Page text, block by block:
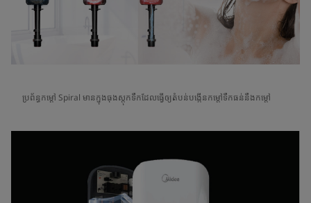
ប្រព័ន្ធកម្តៅ Spiral មានក្នុងធុងស្តុកទឹកដែលធ្វើឲ្យតំបន់បង្កើនកម្តៅទឹកធន់នឹងកម្តៅ